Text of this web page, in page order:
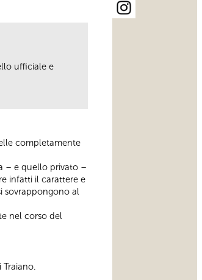
ufficiale e
completamente
– e quello privato –
infatti il carattere e
sovrappongono al
nel corso del